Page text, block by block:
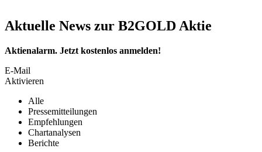
Aktuelle News zur B2GOLD Aktie
Aktienalarm. Jetzt kostenlos anmelden!
E-Mail
Aktivieren
Alle
Pressemitteilungen
Empfehlungen
Chartanalysen
Berichte